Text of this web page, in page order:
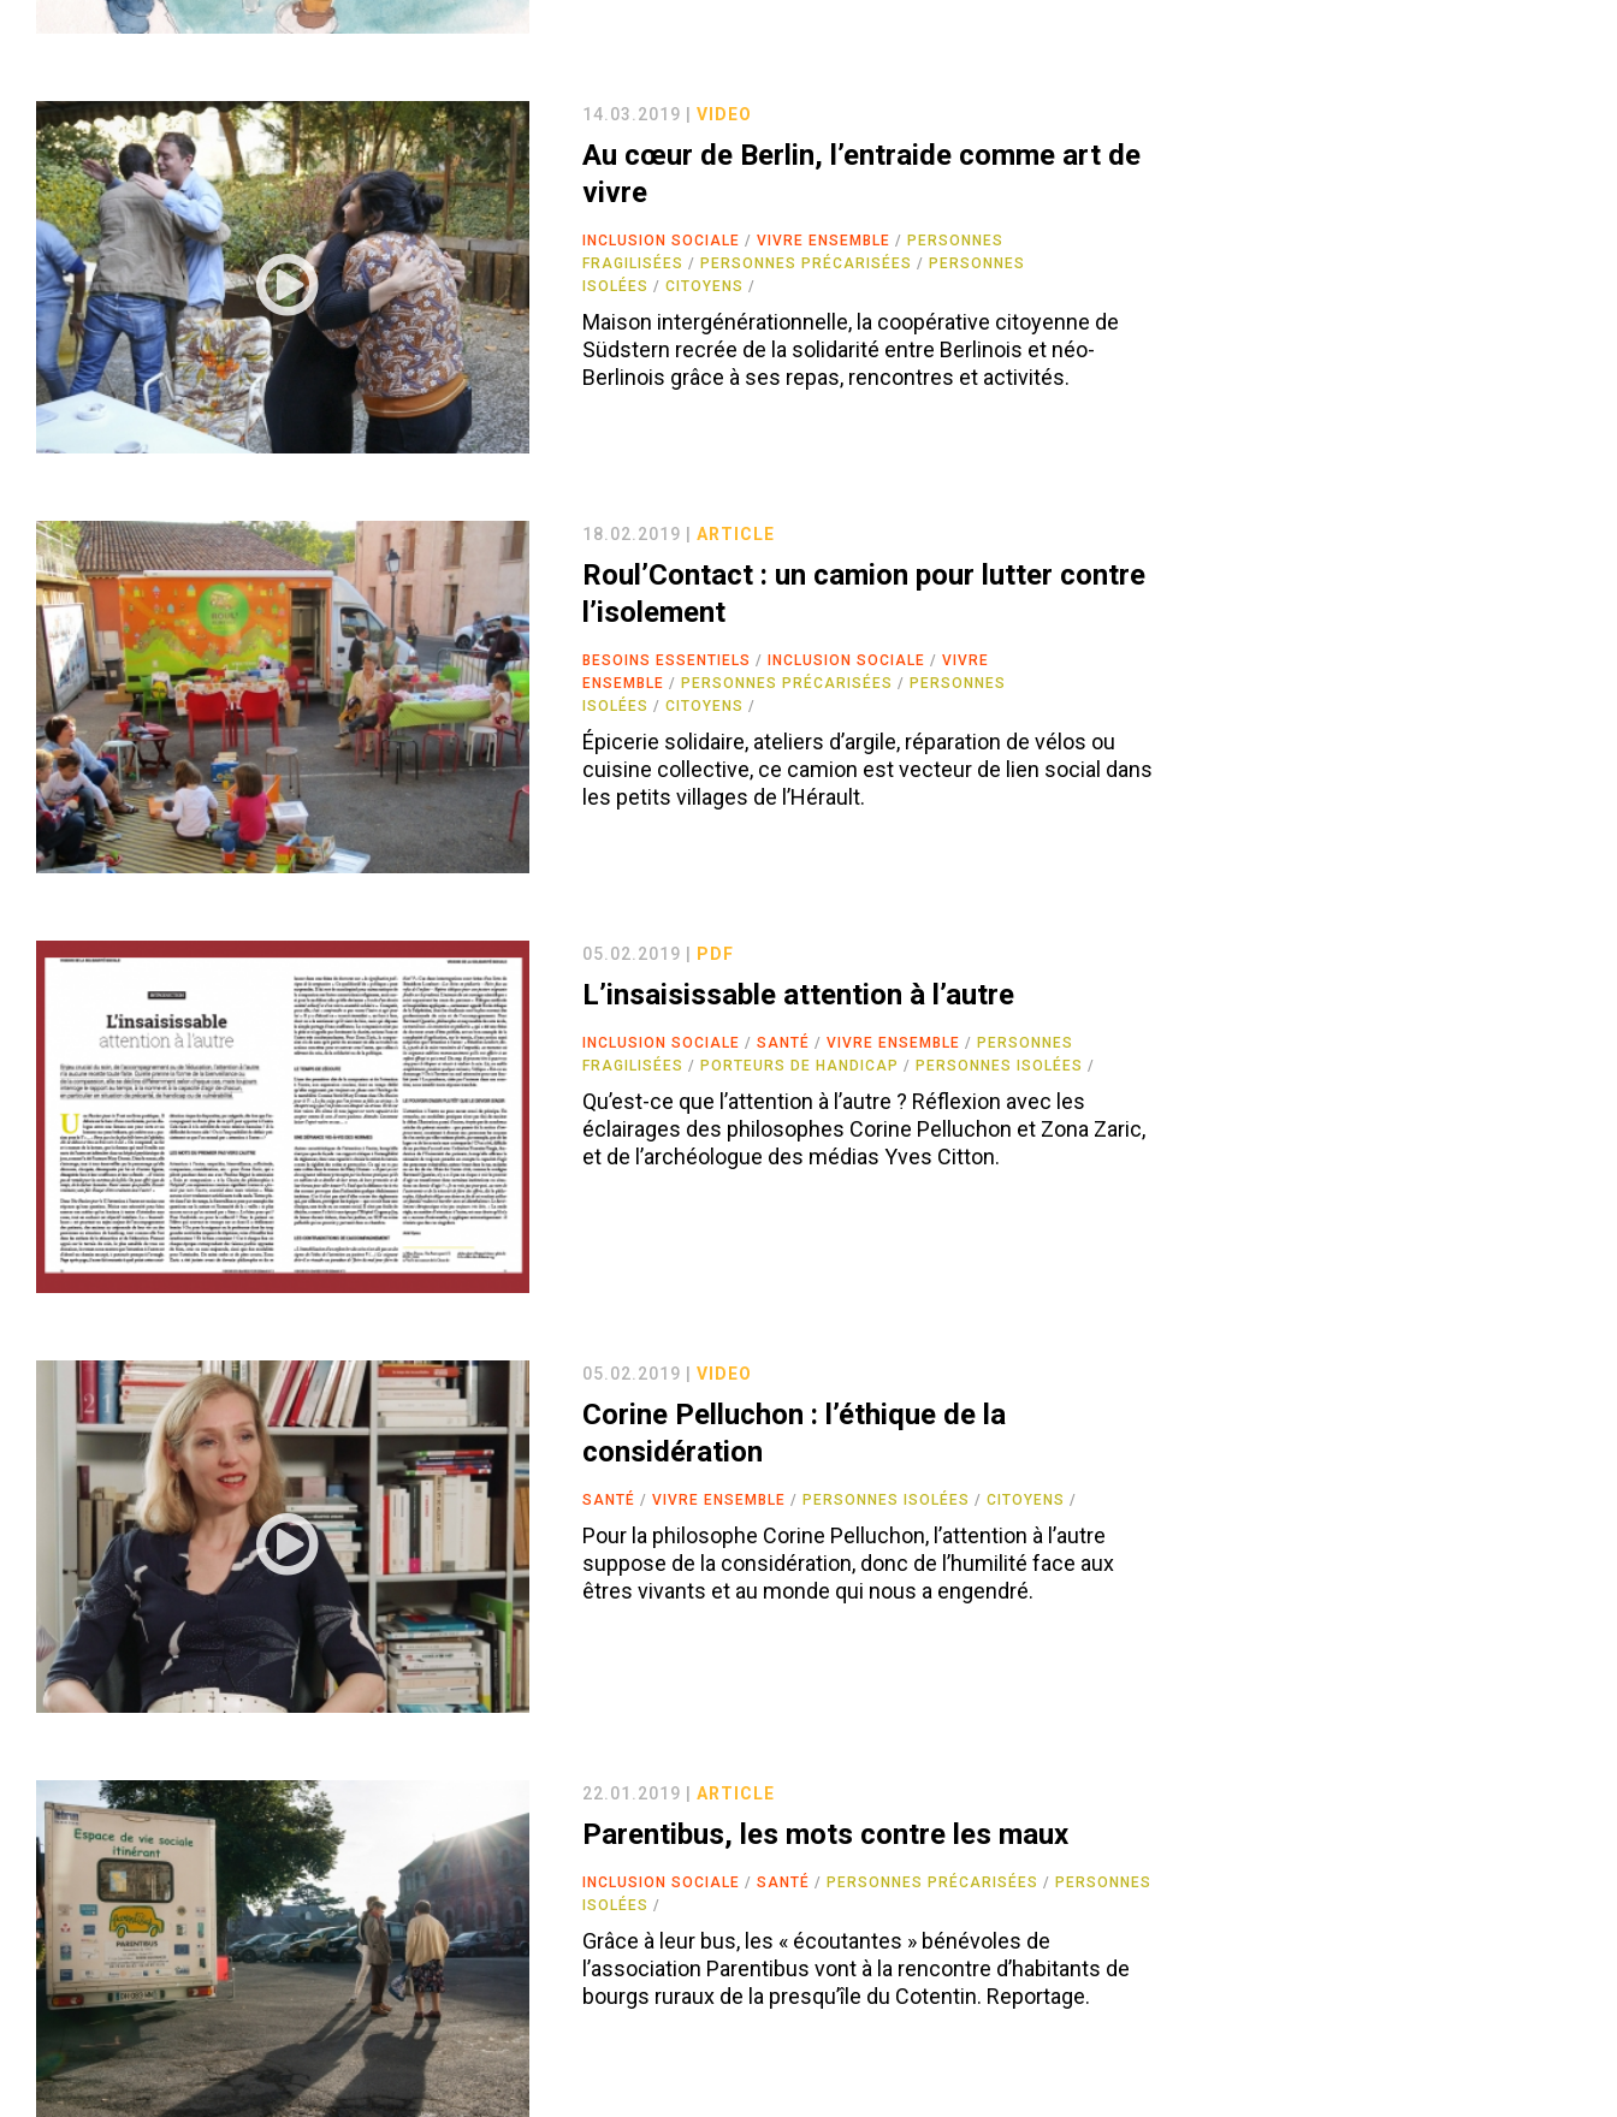
14.03.2019 |VIDEO
Au cœur de Berlin, l’entraide comme art de
vivre
INCLUSION SOCIALE VIVRE ENSEMBLE
PERSONNES
FRAGILISÉES
PERSONNES PRÉCARISÉES
PERSONNES
ISOLÉES
CITOYENS
Maison intergénérationnelle, la coopérative citoyenne de
Südstern recrée de la solidarité entre Berlinois et néo-
Berlinois grâce à ses repas, rencontres et activités.
18.02.2019 |ARTICLE
Roul’Contact : un camion pour lutter contre
l’isolement
BESOINS ESSENTIELS INCLUSION SOCIALE
VIVRE
ENSEMBLE
PERSONNES PRÉCARISÉES
PERSONNES
ISOLÉES
CITOYENS
Épicerie solidaire, ateliers d’argile, réparation de vélos ou
cuisine collective, ce camion est vecteur de lien social dans
les petits villages de l’Hérault.
05.02.2019 | PDF
L’insaisissable attention à l’autre
INCLUSION SOCIALE SANTÉ VIVRE ENSEMBLE
PERSONNES
FRAGILISÉES
PORTEURS DE HANDICAP PERSONNES ISOLÉES
Qu’est-ce que l’attention à l’autre ? Réflexion avec les
éclairages des philosophes Corine Pelluchon et Zona Zaric,
et de l’archéologue des médias Yves Citton.
05.02.2019 |VIDEO
Corine Pelluchon : l’éthique de la
considération
SANTÉ VIVRE ENSEMBLE PERSONNES ISOLÉES CITOYENS
Pour la philosophe Corine Pelluchon, l’attention à l’autre
suppose de la considération, donc de l’humilité face aux
êtres vivants et au monde qui nous a engendré.
22.01.2019 |ARTICLE
Parentibus, les mots contre les maux
INCLUSION SOCIALE SANTÉ PERSONNES PRÉCARISÉES
PERSONNES
ISOLÉES
Grâce à leur bus, les « écoutantes » bénévoles de
l’association Parentibus vont à la rencontre d’habitants de
bourgs ruraux de la presqu’île du Cotentin. Reportage.